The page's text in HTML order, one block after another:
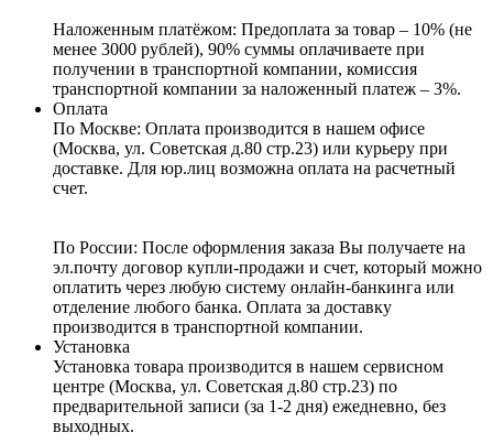
Наложенным платёжом: Предоплата за товар – 10% (не
менее 3000 рублей), 90% суммы оплачиваете при
получении в транспортной компании, комиссия
транспортной компании за наложенный платеж – 3%.
Оплата
По Москве: Оплата производится в нашем офисе
(Москва, ул. Советская д.80 стр.23) или курьеру при
доставке. Для юр.лиц возможна оплата на расчетный
счет.
По России: После оформления заказа Вы получаете на
эл.почту договор купли-продажи и счет, который можно
оплатить через любую систему онлайн-банкинга или
отделение любого банка. Оплата за доставку
производится в транспортной компании.
Установка
Установка товара производится в нашем сервисном
центре (Москва, ул. Советская д.80 стр.23) по
предварительной записи (за 1-2 дня) ежедневно, без
выходных.